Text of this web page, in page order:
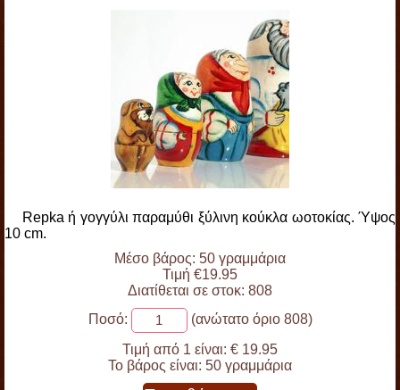
Repka ή γογγύλι παραμύθι ξύλινη κούκλα ωοτοκίας. Ύψος
10 cm.
Μέσο βάρος: 50 γραμμάρια
Τιμή €19.95
Διατίθεται σε στοκ: 808
Ποσό:
(ανώτατο όριο 808)
Τιμή από 1 είναι: € 19.95
Το βάρος είναι: 50 γραμμάρια